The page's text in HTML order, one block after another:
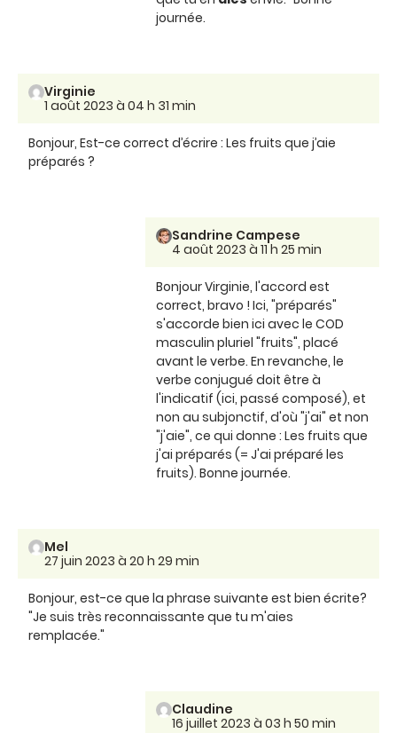
journée.
Virginie
1 août 2023 à 04 h 31 min
Bonjour, Est-ce correct d’écrire : Les fruits que j’aie
préparés ?
Sandrine Campese
4 août 2023 à 11 h 25 min
Bonjour Virginie, l'accord est
correct, bravo ! Ici, "préparés"
s'accorde bien ici avec le COD
masculin pluriel "fruits", placé
avant le verbe. En revanche, le
verbe conjugué doit être à
l'indicatif (ici, passé composé), et
non au subjonctif, d'où "j'ai" et non
"j'aie", ce qui donne : Les fruits que
j'ai préparés (= J'ai préparé les
fruits). Bonne journée.
Mel
27 juin 2023 à 20 h 29 min
Bonjour, est-ce que la phrase suivante est bien écrite?
"Je suis très reconnaissante que tu m'aies
remplacée."
Claudine
16 juillet 2023 à 03 h 50 min